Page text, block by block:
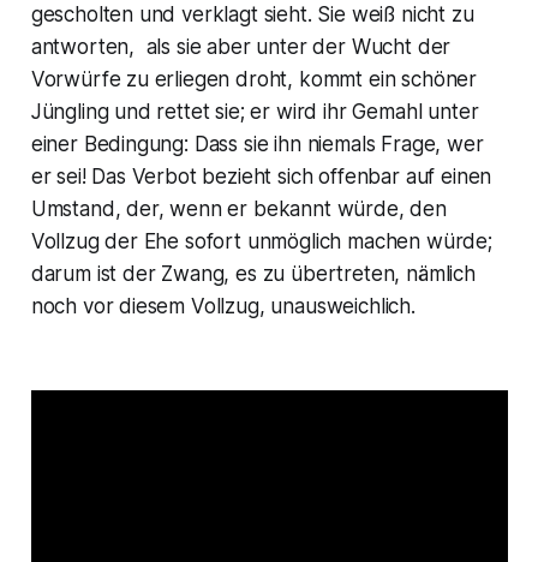
gescholten und verklagt sieht. Sie weiß nicht zu
antworten, als sie aber unter der Wucht der
Vorwürfe zu erliegen droht, kommt ein schöner
Jüngling und rettet sie; er wird ihr Gemahl unter
einer Bedingung: Dass sie ihn niemals Frage, wer
er sei! Das Verbot bezieht sich offenbar auf einen
Umstand, der, wenn er bekannt würde, den
Vollzug der Ehe sofort unmöglich machen würde;
darum ist der Zwang, es zu übertreten, nämlich
noch vor diesem Vollzug, unausweichlich.